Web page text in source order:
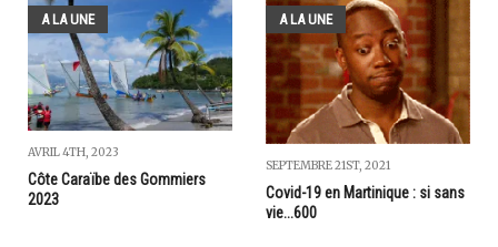
A LA UNE
AVRIL 4TH, 2023
Côte Caraïbe des Gommiers
2023
A LA UNE
SEPTEMBRE 21ST, 2021
Covid-19 en Martinique : si sans
vie...600